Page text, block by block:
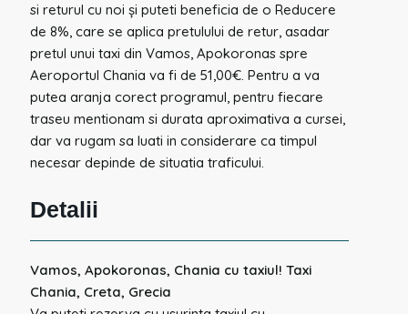
si returul cu noi și puteti beneficia de o Reducere
de 8%, care se aplica pretulului de retur, asadar
pretul unui taxi din Vamos, Apokoronas spre
Aeroportul Chania va fi de 51,00€. Pentru a va
putea aranja corect programul, pentru fiecare
traseu mentionam si durata aproximativa a cursei,
dar va rugam sa luati in considerare ca timpul
necesar depinde de situatia traficului.
Detalii
Vamos, Apokoronas, Chania cu taxiul! Taxi
Chania, Creta, Grecia